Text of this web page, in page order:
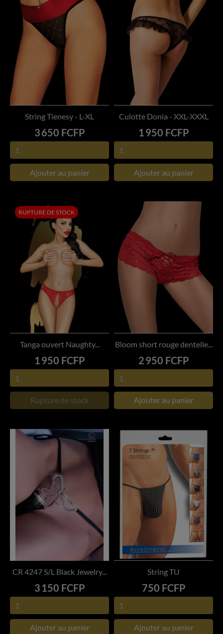
String Tienesy - L-XL
Prix
3 650 FCFP
Ajouter au panier
Culotte Donia - XXL-XXXL
Prix
1 950 FCFP
Ajouter au panier
Tanga ouvert Naughty...
Prix
1 950 FCFP
Rupture de stock
RUPTURE DE STOCK
Bloom short rouge dentelle...
Prix
2 950 FCFP
Ajouter au panier
CR 4247 S/L Black Jewelry...
Prix
3 150 FCFP
Ajouter au panier
String TU
Prix
750 FCFP
Ajouter au panier